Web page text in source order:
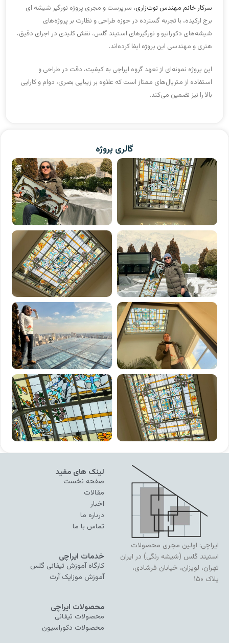
سرکار خانم مهندس توت‌زاری، سرپرست و مجری پروژه نورگیر شیشه ای
برج ارکیده، با تجربه گسترده در حوزه طراحی و نظارت بر پروژه‌های
شیشه‌های دکوراتیو و نورگیرهای استیند گلس، نقش کلیدی در اجرای دقیق،
هنری و مهندسی این پروژه ایفا کرده‌اند.
این پروژه نمونه‌ای از تعهد گروه ایراچی به کیفیت، دقت در طراحی و
استفاده از متریال‌های ممتاز است که علاوه بر زیبایی بصری، دوام و کارایی
بالا را نیز تضمین می‌کند.
گالری پروژه
ایراچی: اولین مجری محصولات
استیند گلس (شیشه رنگی) در ایران
تهران، لویزان، خیابان فرشادی،
پلاک ۱۵۰
لینک های مفید
صفحه نخست
مقالات
اخبار
درباره ما
تماس با ما
خدمات ایراچی
کارگاه آموزش تیفانی گلس
آموزش موزایک آرت
محصولات ایراچی
محصولات تیفانی
محصولات دکوراسیون